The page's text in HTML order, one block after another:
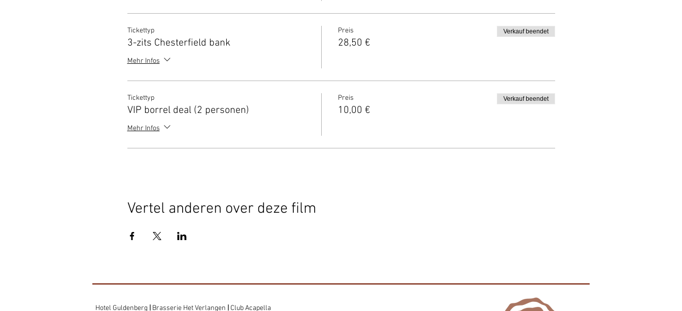
Tickettyp
3-zits Chesterfield bank
Mehr Infos
Preis
28,50 €
Verkauf beendet
Tickettyp
VIP borrel deal (2 personen)
Mehr Infos
Preis
10,00 €
Verkauf beendet
Vertel anderen over deze film
Hotel Guldenberg Brasserie Het Verlangen Club Acapella